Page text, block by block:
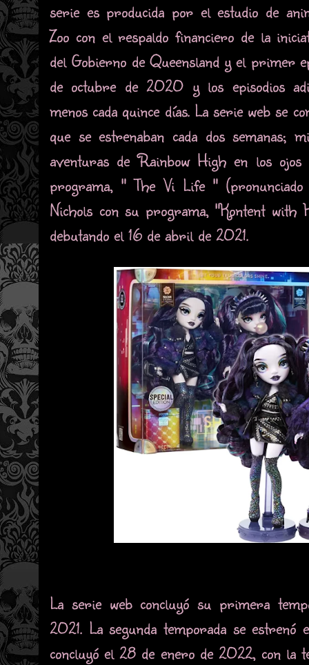
serie es producida por el estudio de
Zoo con el respaldo financiero de la
del Gobierno de Queensland y el primer
de octubre de 2020 y los episodios
menos cada quince días. La serie web se
que se estrenaban cada dos semanas;
aventuras de Rainbow High en los ojos
programa, " The Vi Life "
Nichols con su programa, "Kontent with
debutando el 16 de abril de 2021.
La serie web concluyó su primera
2021. La segunda temporada se
concluyó el 28 de enero de 2022, con la